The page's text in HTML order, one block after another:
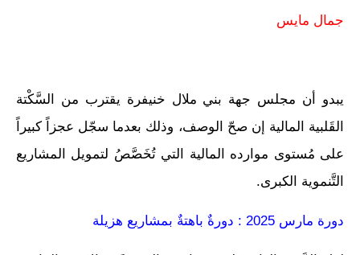
جمال مايس
يبدو أن مجلس جهة بني ملال خنيفرة يقترب من السَّكْتة
القَلبية المالية إن صحّ الوصف، وذلك بعدما سجّل عجزاً كبيراً
على مُستوى موارده المالية التي تُخَصَّصُ لتمويل المشاريع
التَّنموية الكبرى.
دورة مارس 2025 : دورةٌ باهتةٌ بمشاريع هزيلة